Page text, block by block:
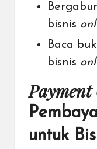
bisnis
Baca
bisnis
Payment
untuk